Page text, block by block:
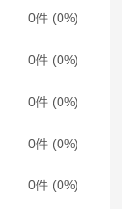
0 0
0 0
0 0
0 0
0 0